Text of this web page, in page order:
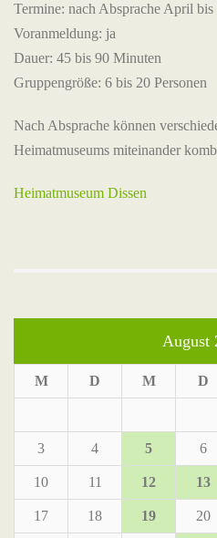
Termine: nach Absprache April
Voranmeldung: ja
Dauer: 45 bis 90 Minuten
Gruppengröße: 6 bis 20 Personen
Nach Absprache können
Heimatmuseums miteinander
Heimatmuseum Dissen
August
M D M D
3 4 5 6
10 11 12 13
17 18 19 20